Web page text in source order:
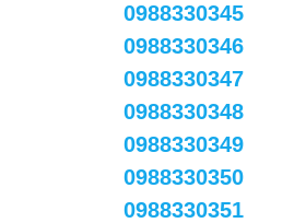
0988330345
0988330346
0988330347
0988330348
0988330349
0988330350
0988330351